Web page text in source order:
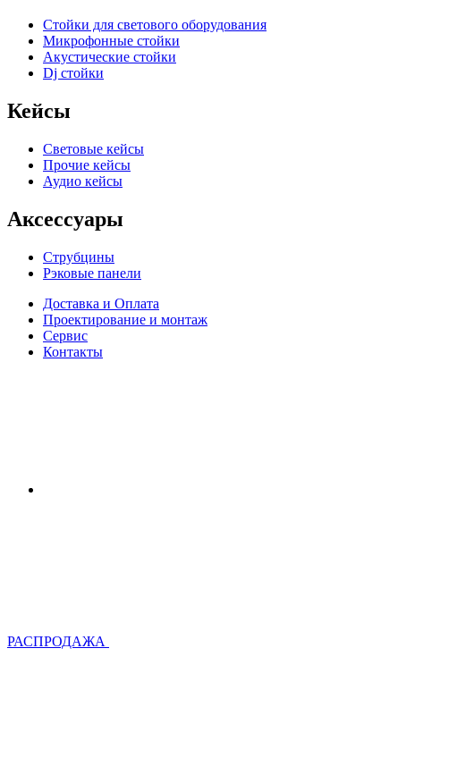
Стойки для светового оборудования
Микрофонные стойки
Акустические стойки
Dj стойки
Кейсы
Световые кейсы
Прочие кейсы
Аудио кейсы
Аксессуары
Струбцины
Рэковые панели
Доставка и Оплата
Проектирование и монтаж
Сервис
Контакты
РАСПРОДАЖА